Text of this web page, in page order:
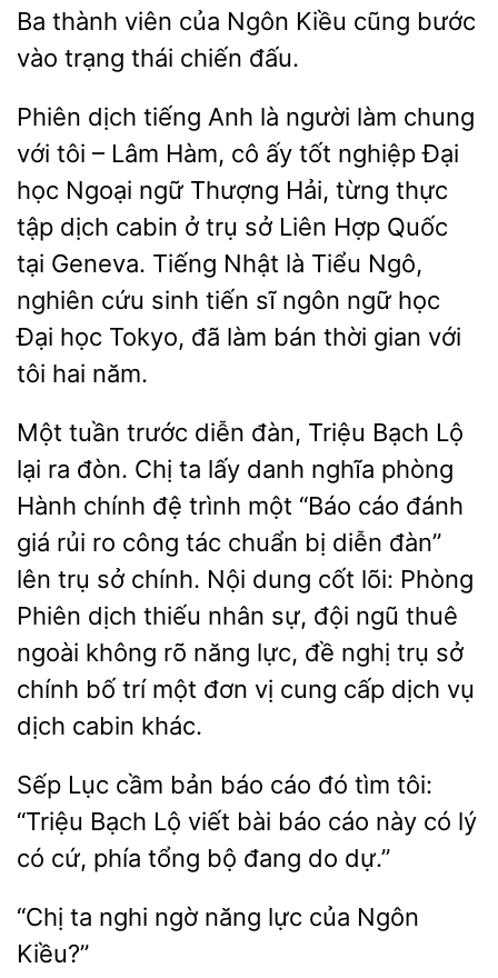
Ba thành viên của Ngôn Kiều cũng bước
vào trạng thái chiến
Phiên dịch tiếng Anh là người làm chung
tôi – Lâm Hàm, cô ấy tốt nghiệp Đại
học Ngoại ngữ Thượng Hải, từng thực
tập dịch cabin
trụ sở Liên Hợp Quốc
tại Geneva. Tiếng Nhật là Tiểu Ngô,
nghiên cứu sinh
sĩ ngôn ngữ học
Đại học Tokyo, đã làm bán thời gian với
tôi hai năm.
Một
trước diễn đàn, Triệu Bạch Lộ
lại ra đòn. Chị ta
danh nghĩa phòng
Hành chính đệ trình một “Báo cáo đánh
giá rủi ro công tác chuẩn bị diễn đàn”
lên trụ sở chính. Nội dung cốt lõi: Phòng
Phiên dịch thiếu nhân sự, đội ngũ thuê
ngoài không rõ năng lực, đề nghị
sở
chính bố trí một đơn vị cung cấp dịch vụ
dịch cabin khác.
Sếp Lục bản báo cáo
tìm tôi:
“Triệu Bạch Lộ viết bài báo cáo này có lý
có cứ, phía tổng bộ
do dự.”
“Chị ta nghi lực
Ngôn
Kiều?”